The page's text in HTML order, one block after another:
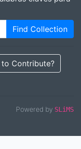
Find Collection
to Contribute?
Powered by SLiMS